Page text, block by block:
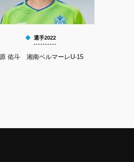
選手2022
原 佑斗 湘南ベルマーレU-15